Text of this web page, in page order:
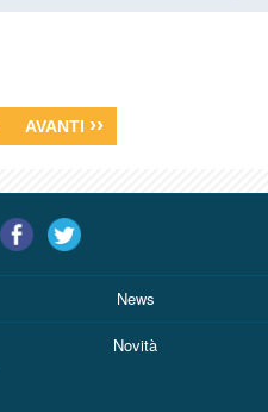
AVANTI ››
News
Novità